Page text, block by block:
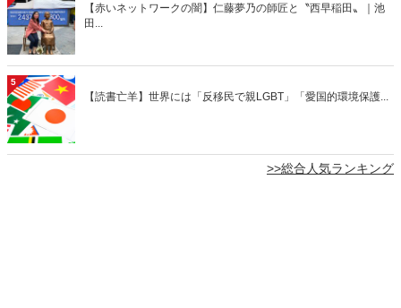
【赤いネットワークの闇】仁藤夢乃の師匠と〝西早稲田〟｜池
田...
5
【読書亡羊】世界には「反移民で親LGBT」「愛国的環境保護...
>>総合人気ランキング